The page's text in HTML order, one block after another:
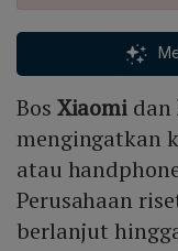
Bos Xiaomi dan
mengingatkan
atau
Perusahaan
berlanjut